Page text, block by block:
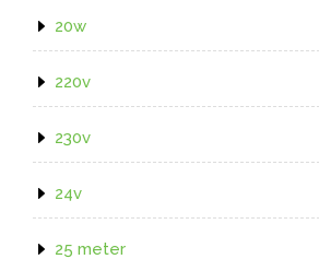
20w
220v
230v
24v
25 meter